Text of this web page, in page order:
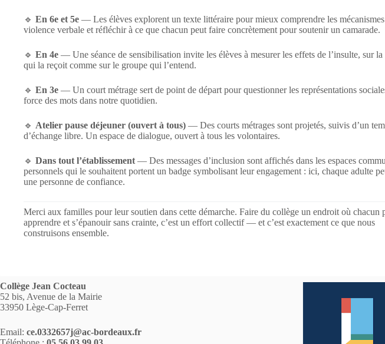
🔹 En 6e et 5e — Les élèves explorent un texte littéraire pour mieux comprendre les
violence verbale et réfléchir à ce que chacun peut faire concrètement pour soutenir un camarade.
🔹 En 4e — Une séance de sensibilisation invite les élèves à mesurer les effets de l’insulte, sur la
qui la reçoit comme sur le groupe qui l’entend.
🔹 En 3e — Un court métrage sert de point de départ pour questionner les représentations
force des mots dans notre quotidien.
🔹 Atelier pause déjeuner (ouvert à tous) — Des courts métrages sont projetés, suivis d’un
d’échange libre. Un espace de dialogue, ouvert à tous les volontaires.
🔹 Dans tout l’établissement — Des messages d’inclusion sont affichés dans les espaces
personnels qui le souhaitent portent un badge symbolisant leur engagement : ici, chaque adulte
une personne de confiance.
Merci aux familles pour leur soutien dans cette démarche. Faire du collège un endroit où chacun
apprendre et s’épanouir sans crainte, c’est un effort collectif — et c’est exactement ce que nous
construisons ensemble.
Collège Jean Cocteau
52 bis, Avenue de la Mairie
33950 Lège-Cap-Ferret
Email: ce.0332657j@ac-bordeaux.fr